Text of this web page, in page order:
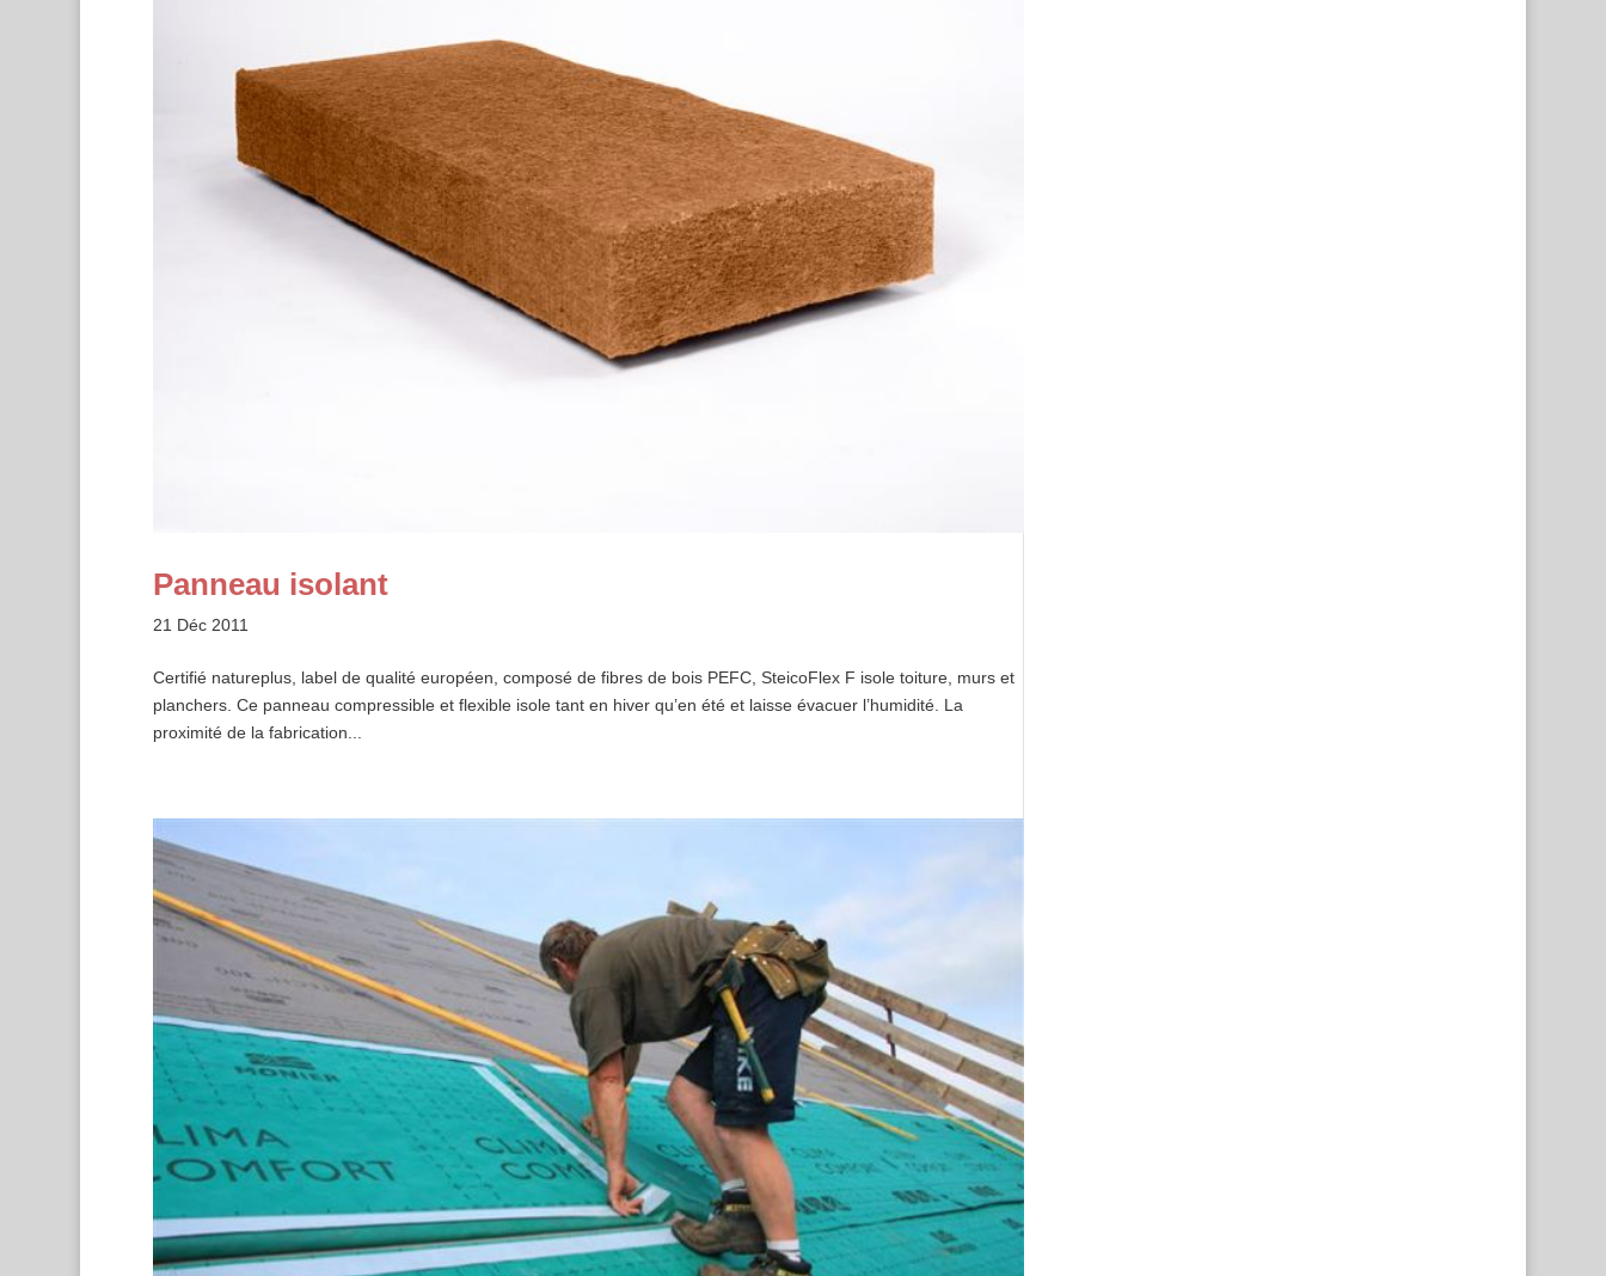
Panneau isolant
21 Déc 2011
Certifié natureplus, label de qualité européen, composé de fibres de bois PEFC, SteicoFlex F isole toiture, murs et
planchers. Ce panneau compressible et flexible isole tant en hiver qu’en été et laisse évacuer l’humidité. La
proximité de la fabrication...